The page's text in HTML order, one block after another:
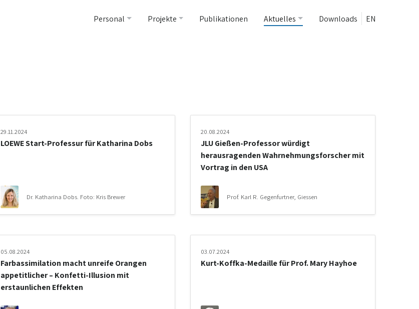
Personal Projekte Publikationen Aktuelles Downloads EN
29.11.2024
LOEWE Start-Professur für Katharina Dobs
Dr. Katharina Dobs. Foto: Kris Brewer
20.08.2024
JLU Gießen-Professor würdigt
herausragenden Wahrnehmungsforscher mit
Vortrag in den USA
Prof. Karl R. Gegenfurtner, Giessen
05.08.2024
Farbassimilation macht unreife Orangen
appetitlicher – Konfetti-Illusion mit
erstaunlichen Effekten
03.07.2024
Kurt-Koffka-Medaille für Prof. Mary Hayhoe